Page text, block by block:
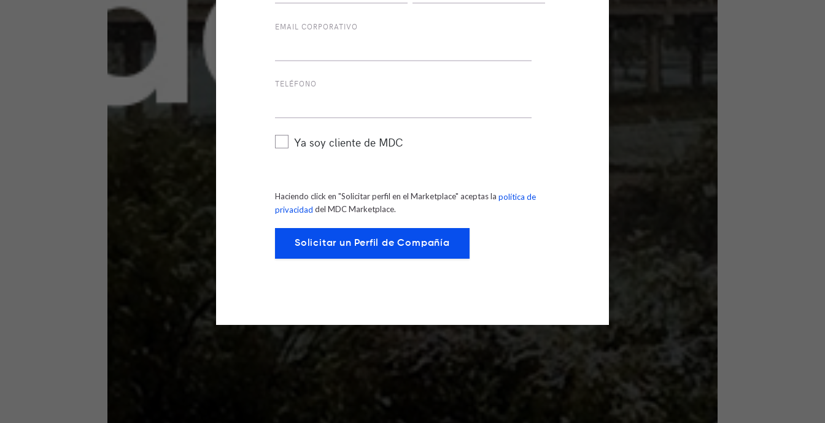
EMAIL CORPORATIVO
TELÉFONO
Ya soy cliente de MDC
Haciendo click en "Solicitar perfil en el Marketplace" aceptas la política de
privacidad del MDC Marketplace.